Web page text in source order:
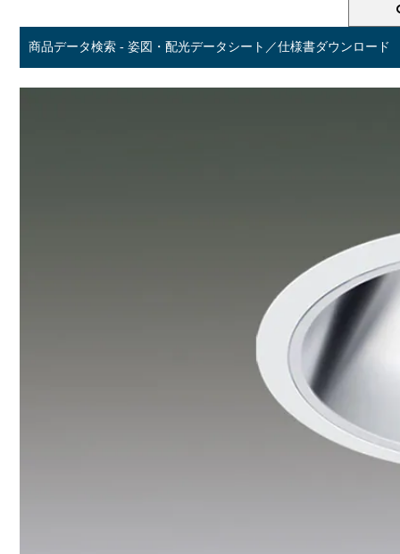
商品データ検索 - 姿図・配光データシート／仕様書ダウンロード